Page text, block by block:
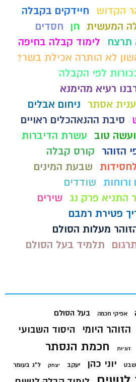
הקדוש
חיידקים בקבלה
המעשית חן
חסדים
תרצח
לימוד קבלה בחיפה
לא הותרה אכילת בשר?
לפי הקבלה
רעיא מהימנא
אסתר
ניחום אבלים
סיבת ההנאהכלים ראויים
טוב
עשרת הדיברות
הזוהר
קורס קבלה
שבעת המינים
שודדים
התניא פרק נג
שירים
פטירת רמבם
מעלות הסולם
תלמיד בעל הסולם
אפיקי חכמה בעל הסולם
הזוהר היומי היסוד השבועי
זוגיות חכמת הנסתר
יוני כהן יעקב יצחק ל"ג בעומר